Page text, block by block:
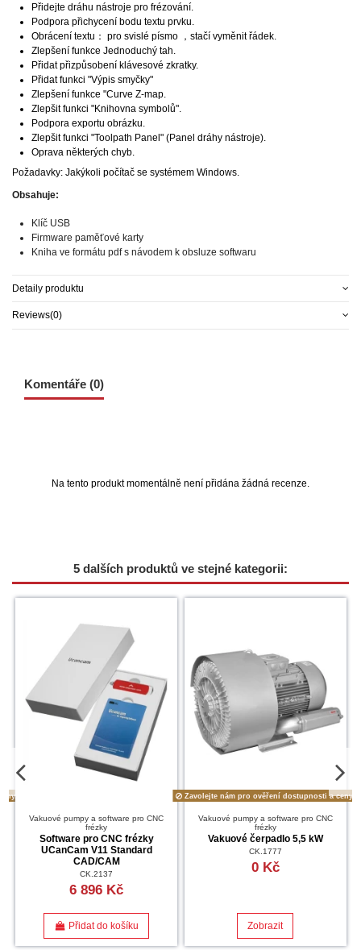
Přidejte dráhu nástroje pro frézování.
Podpora přichycení bodu textu prvku.
Obrácení textu： pro svislé písmo ，stačí vyměnit řádek.
Zlepšení funkce Jednoduchý tah.
Přidat přizpůsobení klávesové zkratky.
Přidat funkci "Výpis smyčky"
Zlepšení funkce "Curve Z-map.
Zlepšit funkci "Knihovna symbolů".
Podpora exportu obrázku.
Zlepšit funkci "Toolpath Panel" (Panel dráhy nástroje).
Oprava některých chyb.
Požadavky: Jakýkoli počítač se systémem Windows.
Obsahuje:
Klíč USB
Firmware paměťové karty
Kniha ve formátu pdf s návodem k obsluze softwaru
Detaily produktu
Reviews(0)
Komentáře (0)
Na tento produkt momentálně není přidána žádná recenze.
5 dalších produktů ve stejné kategorii:
Vakuové pumpy a software pro CNC
frézky
Software pro CNC frézky
UCanCam V11 Standard
CAD/CAM
CK.2137
6 896 Kč
Přidat do košíku
Zavolejte nám pro ověření dostupnosti a ceny.
Vakuové pumpy a software pro CNC
frézky
Vakuové čerpadlo 5,5 kW
CK.1777
0 Kč
Zobrazit